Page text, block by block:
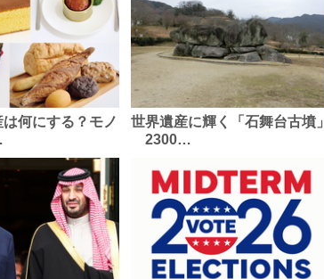
何にする？モノ
世界遺産に輝く「石舞台古墳」
2300…